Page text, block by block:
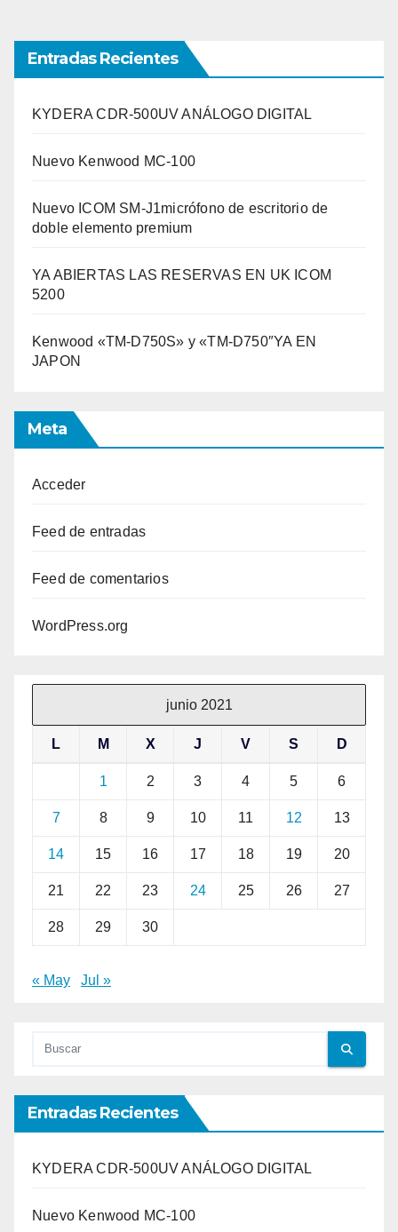
Entradas Recientes
KYDERA CDR-500UV ANÁLOGO DIGITAL
Nuevo Kenwood MC-100
Nuevo ICOM SM-J1micrófono de escritorio de
doble elemento premium
YA ABIERTAS LAS RESERVAS EN UK ICOM
5200
Kenwood «TM-D750S» y «TM-D750″YA EN
JAPON
Meta
Acceder
Feed de entradas
Feed de comentarios
WordPress.org
junio 2021
L M X J V S D
1 2 3 4 5 6
7 8 9 10 11 12 13
14 15 16 17 18 19 20
21 22 23 24 25 26 27
28 29 30
« May Jul »
Entradas Recientes
KYDERA CDR-500UV ANÁLOGO DIGITAL
Nuevo Kenwood MC-100